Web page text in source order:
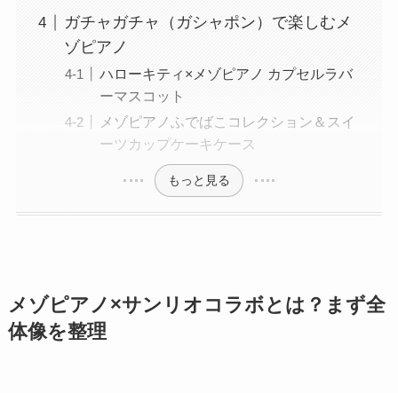
ガチャガチャ（ガシャポン）で楽しむメ
ゾピアノ
ハローキティ×メゾピアノ カプセルラバ
ーマスコット
メゾピアノふでばこコレクション＆スイ
ーツカップケーキケース
もっと見る
メゾピアノ×サンリオコラボとは？まず全
体像を整理